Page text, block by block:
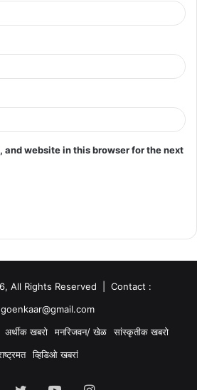
and website in this browser for the next
All Rights Reserved | Contact :
अर्थीक खबरो मनरिजवन/ खेळ
सांस्कृतीक खबरो
व्हिडिओ खबरां